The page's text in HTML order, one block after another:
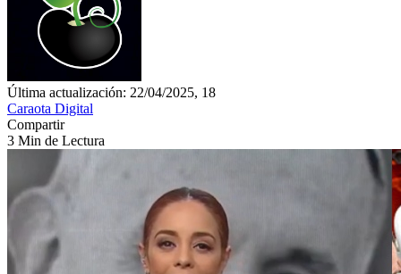
Última actualización: 22/04/2025, 18
Caraota Digital
Compartir
3 Min de Lectura